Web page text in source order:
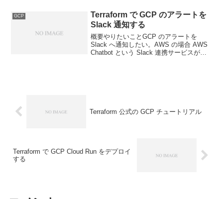
GCP
Terraform で GCP のアラートを
Slack 通知する
概要やりたいことGCP のアラートを
Slack へ通知したい。AWS の場合 AWS
Chatbot という Slack 連携サービスが存
Terraform 公式の GCP チュートリアル
Terraform で GCP Cloud Run をデプロイ
する